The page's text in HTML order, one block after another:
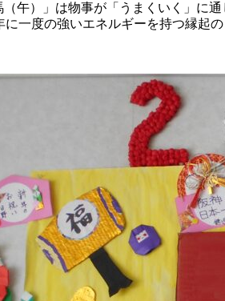
午）」は物事が「うまくいく」に
に一度の強いエネルギーを持つ縁起の